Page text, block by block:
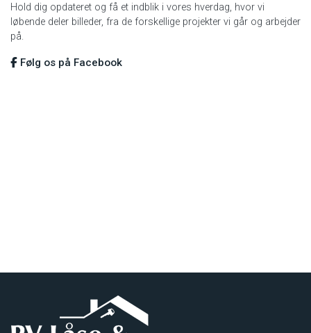
Hold dig opdateret og få et indblik i vores hverdag, hvor vi
løbende deler billeder, fra de forskellige projekter vi går og arbejder
på.
Følg os på Facebook